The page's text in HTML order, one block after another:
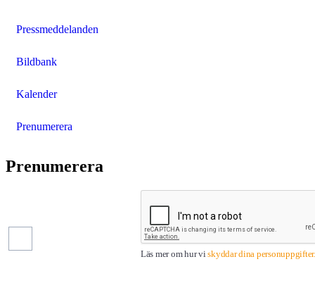
Pressmeddelanden
Bildbank
Kalender
Prenumerera
Prenumerera
Läs mer om hur viskyddar dina personuppgifter.